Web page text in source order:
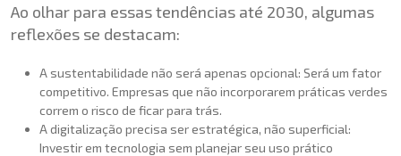
Ao olhar para essas tendências até 2030, algumas
reflexões se destacam:
A sustentabilidade não será apenas opcional: Será um fator
competitivo. Empresas que não incorporarem práticas verdes
correm o risco de ficar para trás.
A digitalização precisa ser estratégica, não superficial:
Investir em tecnologia sem planejar seu uso prático